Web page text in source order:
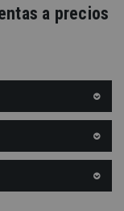
a precios